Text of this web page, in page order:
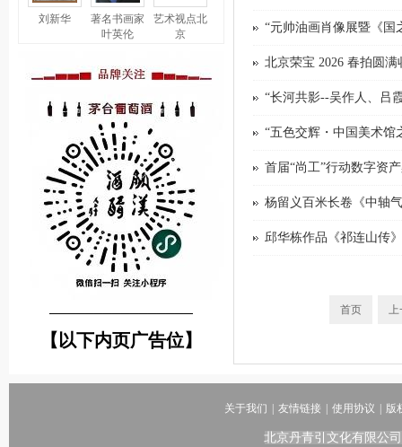
刘新华
著名书画家
叶英伦
艺术视点北
京
────────────────
【以下内页广告位】
“元帅油画肖像展暨《国
北京荣宝 2026 春拍圆
“长河共影--吴作人、吕
“五色交辉・中国美术馆
首届“尚工”行动数字资
杨留义百米长卷《中轴
邱华栋作品《祁连山传
首页 上
关于我们 友情链接 使用协议 版
北京丹青引文化有限公